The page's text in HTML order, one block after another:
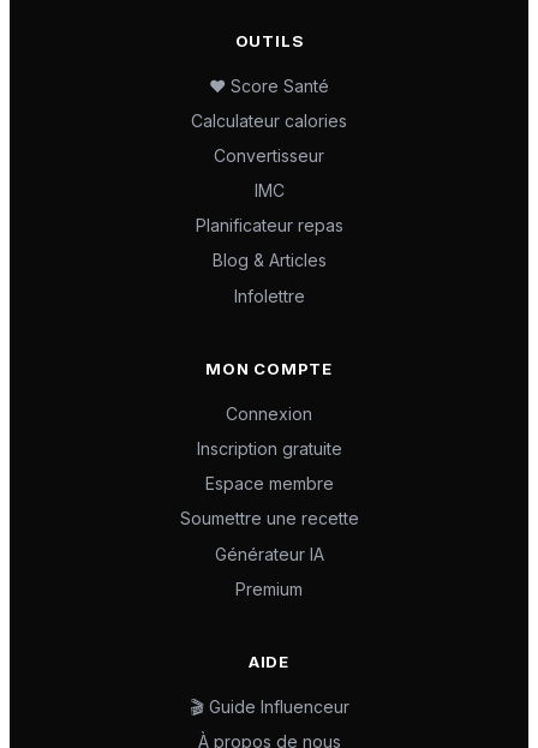
OUTILS
❤️ Score Santé
Calculateur calories
Convertisseur
IMC
Planificateur repas
Blog & Articles
Infolettre
MON COMPTE
Connexion
Inscription gratuite
Espace membre
Soumettre une recette
Générateur IA
Premium
AIDE
🎬 Guide Influenceur
À propos de nous